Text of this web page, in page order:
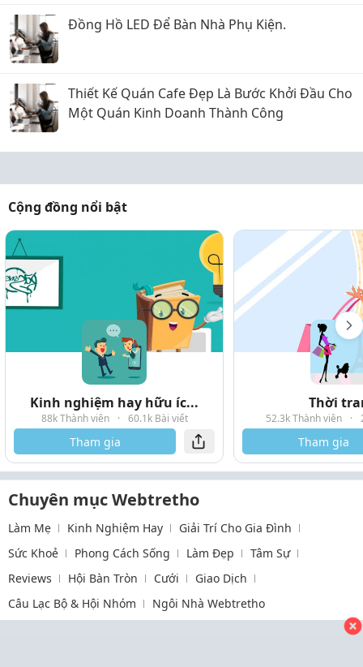
Đồng Hồ LED Để Bàn Nhà Phụ Kiện.
Thiết Kế Quán Cafe Đẹp Là Bước Khởi Đầu Cho
Một Quán Kinh Doanh Thành Công
Cộng đồng nổi bật
Kinh nghiệm hay hữu íc...
88k Thành viên · 60.1k Bài viết
Tham gia
Thời
52.3k Thành viên ·
Tham gia
Chuyên mục Webtretho
Làm Mẹ Kinh Nghiệm Hay
Giải Trí Cho Gia Đình
Sức Khoẻ
Phong Cách Sống Làm Đẹp
Tâm Sự
Reviews
Hội Bàn Tròn Cưới
Giao Dịch
Câu Lạc Bộ & Hội Nhóm
Ngôi Nhà Webtretho